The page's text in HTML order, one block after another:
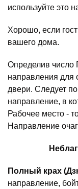
используйте это
Хорошо, если
вашего дома.
Определив число
направления для
двери. Следует
направление, в
Рабочее место -
Направление
Полный крах
направление,